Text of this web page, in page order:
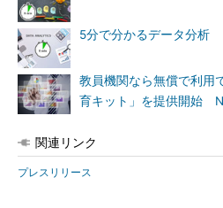
5分で分かるデータ分析
教員機関なら無償で利用
育キット」を提供開始
関連リンク
プレスリリース